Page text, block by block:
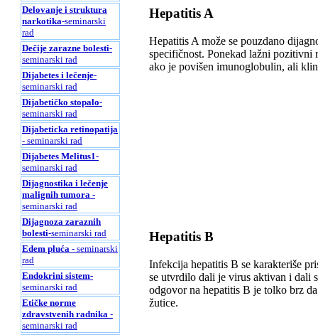
Delovanje i struktura
narkotika-seminarski
rad
Dečije zarazne bolesti-
seminarski rad
Dijabetes i lečenje-
seminarski rad
Dijabetičko stopalo-
seminarski rad
Dijabeticka retinopatija
- seminarski rad
Dijabetes Melitus1-
seminarski rad
Dijagnostika i lečenje
malignih tumora -
seminarski rad
Dijagnoza zaraznih
bolesti-seminarski rad
Edem pluća - seminarski
rad
Endokrini sistem-
seminarski rad
Etičke norme
zdravstvenih radnika -
seminarski rad
Hepatitis A
Hepatitis A može se pouzdano
specifičnost. Ponekad lažni pozitivni
ako je povišen imunoglobulin, ali
Hepatitis B
Infekcija hepatitis B se karakteriše
se utvrdilo dali je virus aktivan i dali
odgovor na hepatitis B je tolko brz
žutice.